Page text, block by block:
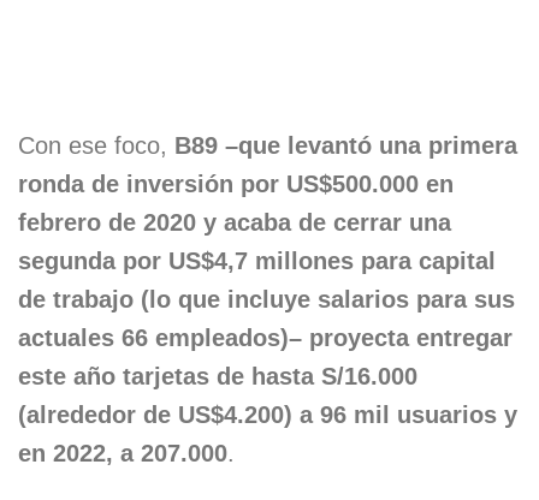
Con ese foco, B89 –que levantó una primera
ronda de inversión por US$500.000 en
febrero de 2020 y acaba de cerrar una
segunda por US$4,7 millones para capital
de trabajo (lo que incluye salarios para sus
actuales 66 empleados)– proyecta entregar
este año tarjetas de hasta S/16.000
(alrededor de US$4.200) a 96 mil usuarios y
en 2022, a 207.000.